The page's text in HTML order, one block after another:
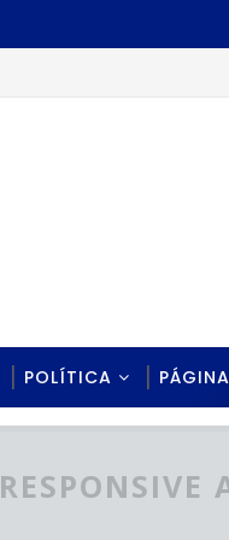
POLÍTICA
RESPONSIVE